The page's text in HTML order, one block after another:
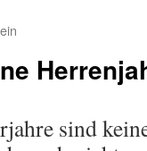
sind